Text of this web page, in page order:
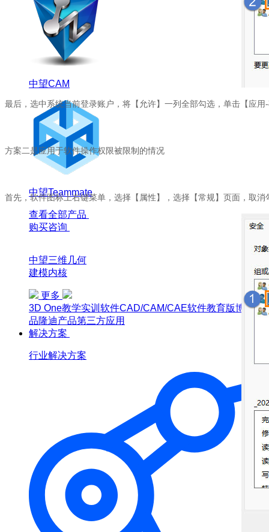
中望CAM
中望Teammate
查看全部产品
购买咨询
中望三维几何
建模内核
更多
3D One教学实训软件CAD/CAM/CAE软件教育版博超产
品隆迪产品第三方应用
解决方案
行业解决方案
最后，选中系统当前登录账户，将【允许】一列全部勾选，单击【应用-
方案二是应用于软件操作权限被限制的情况
首先，软件图标上右键菜单，选择【属性】，选择【常规】页面，取消